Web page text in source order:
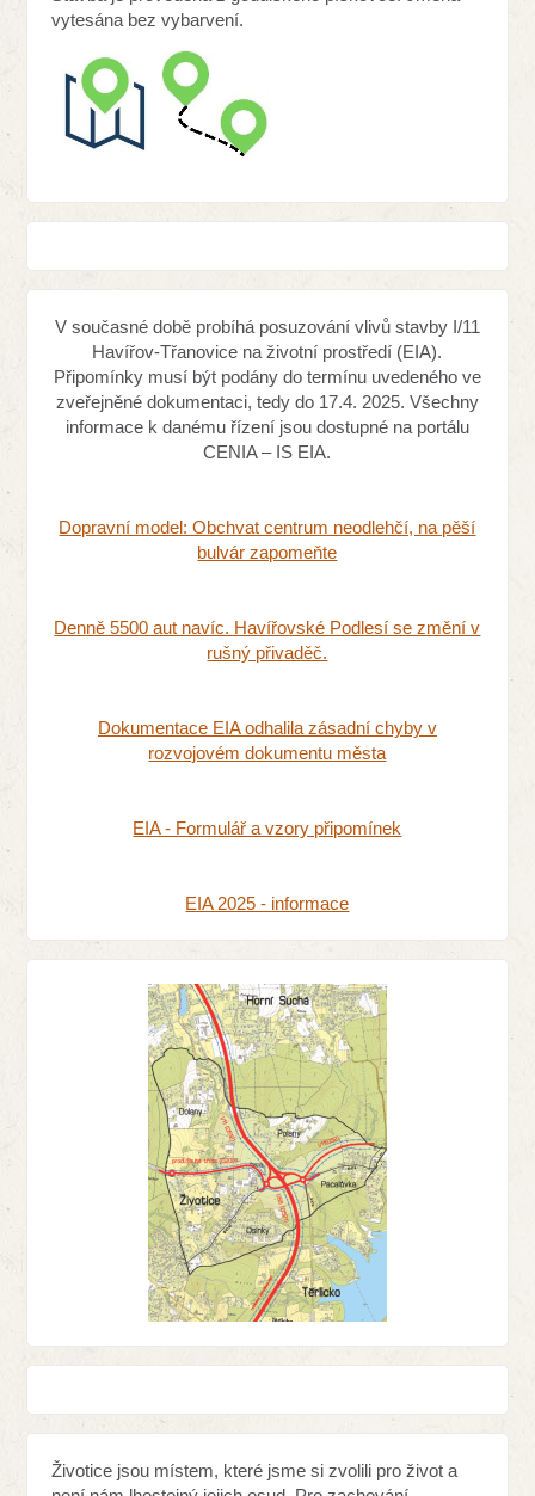
vytesána bez vybarvení.
V současné době probíhá posuzování vlivů stavby I/11
Havířov-Třanovice na životní prostředí (EIA).
Připomínky musí být podány do termínu uvedeného ve
zveřejněné dokumentaci, tedy do 17.4. 2025. Všechny
informace k danému řízení jsou dostupné na portálu
CENIA – IS EIA.
Dopravní model: Obchvat centrum neodlehčí, na pěší
bulvár zapomeňte
Denně 5500 aut navíc. Havířovské Podlesí se změní v
rušný přivaděč.
Dokumentace EIA odhalila zásadní chyby v
rozvojovém dokumentu města
EIA - Formulář a vzory připomínek
EIA 2025 - informace
Životice jsou místem, které jsme si zvolili pro život a